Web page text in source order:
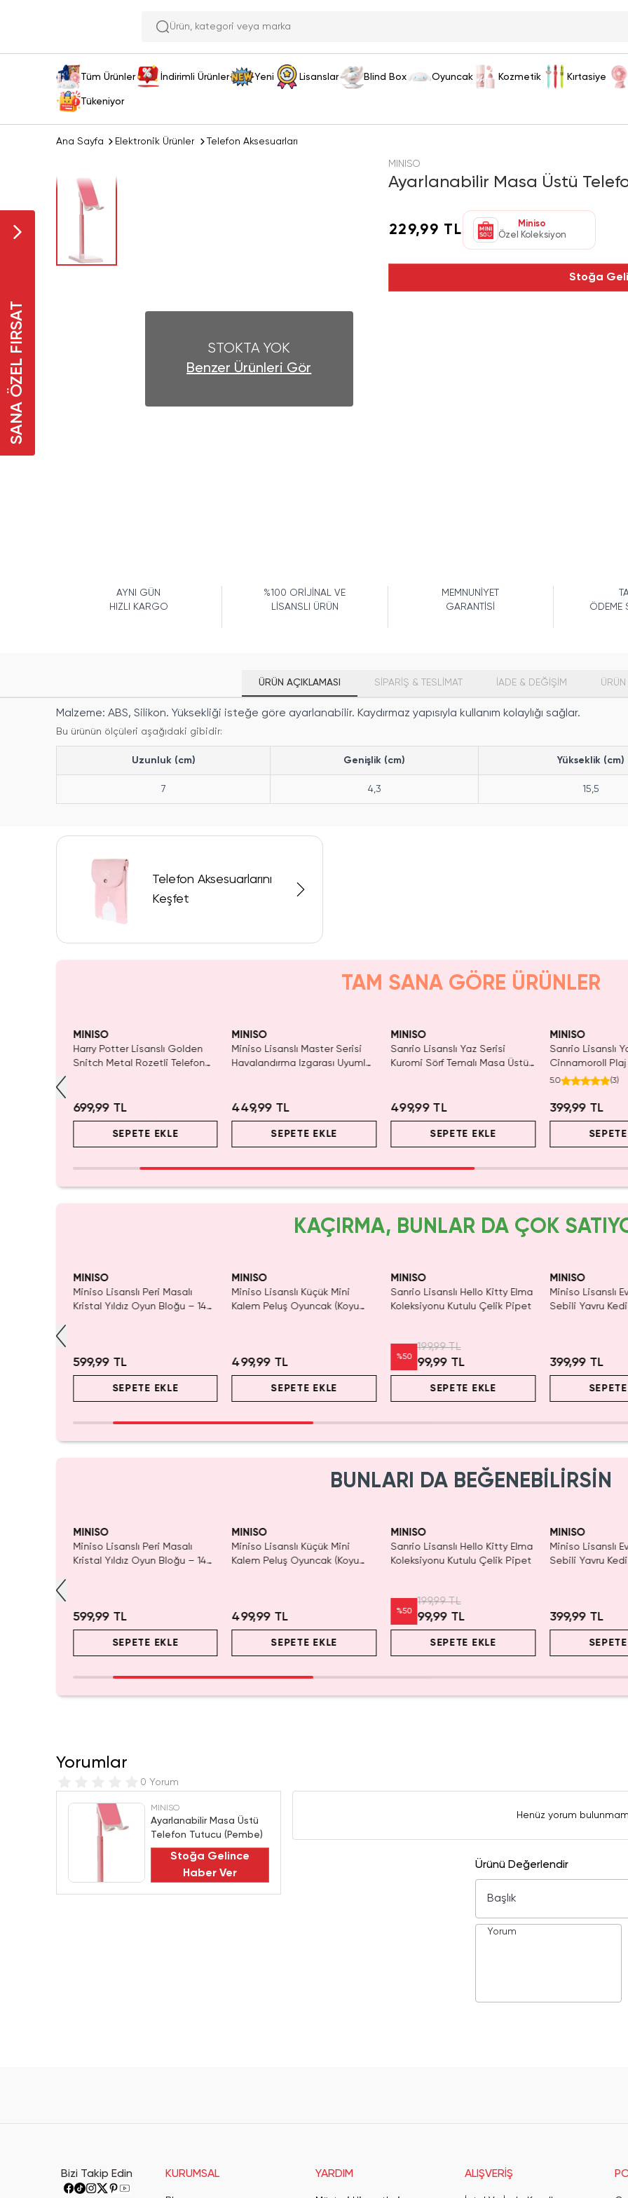
Ürün, kategor
Tüm Ürünler İndirimli Ürünler Yeni Lisanslar Blind Box Oyuncak Kozmetik Kırtasiye
Tükeniyor
SANA ÖZEL FIRSAT
Ana Sayfa Elektronik Ürünler Telefon Aksesuarları
STOKTA YOK
Benzer Ürünleri Gör
MINISO
Ayarlanabilir Masa Üstü
229,99 TL
Miniso
Özel Koleksiyon
Stoğa
AYNI GÜN
HIZLI KARGO
%100 ORİJİNAL VE
LİSANSLI ÜRÜN
MEMNUNİYET
GARANTİSİ
ÖDEME
ÜRÜN AÇIKLAMASI SİPARİŞ & TESLİMAT İADE & DEĞİŞİM ÜRÜN
Malzeme: ABS, Silikon. Yüksekliği isteğe göre ayarlanabilir. Kaydırmaz yapısıyla kullanım kolaylığı sağlar.
Bu ürünün ölçüleri aşağıdaki gibidir:
Uzunluk (cm) Genişlik (cm) Yükseklik (cm)
7 4,3 15,5
Telefon Aksesuarlarını
Keşfet
TAM SANA GÖRE ÜRÜNLER
MINISO
Harry Potter Lisanslı Golden
Snitch Metal Rozetli Telefon
699,99 TL
SEPETE EKLE
MINISO
Miniso Lisanslı Master Serisi
Havalandırma Izgarası Uyumlu
449,99 TL
SEPETE EKLE
MINISO
Sanrio Lisanslı Yaz Serisi
Kuromi Sörf Temalı Masa Üstü
499,99 TL
SEPETE EKLE
MINISO
Sanrio Lisanslı
Cinnamoroll Plaj
Üstü Telefon
5.0 (3)
399,99 TL
KAÇIRMA, BUNLAR DA ÇOK
MINISO
Miniso Lisanslı Peri Masalı
Kristal Yıldız Oyun Bloğu – 14
599,99 TL
SEPETE EKLE
MINISO
Miniso Lisanslı Küçük Mini
Kalem Peluş Oyuncak (Koyu
499,99 TL
SEPETE EKLE
MINISO
Sanrio Lisanslı Hello Kitty Elma
Koleksiyonu Kutulu Çelik Pipet
%50
199,99 TL
99,99 TL
SEPETE EKLE
MINISO
Miniso Lisanslı
Sebili Yavru Kedi
399,99 TL
BUNLARI DA BEĞENEBİLİRSİN
MINISO
Miniso Lisanslı Peri Masalı
Kristal Yıldız Oyun Bloğu – 14
599,99 TL
SEPETE EKLE
MINISO
Miniso Lisanslı Küçük Mini
Kalem Peluş Oyuncak (Koyu
499,99 TL
SEPETE EKLE
MINISO
Sanrio Lisanslı Hello Kitty Elma
Koleksiyonu Kutulu Çelik Pipet
%50
199,99 TL
99,99 TL
SEPETE EKLE
MINISO
Miniso Lisanslı
Sebili Yavru Kedi
399,99 TL
Yorumlar
0 Yorum
MINISO
Ayarlanabilir Masa Üstü
Telefon Tutucu (Pembe)
Stoğa Gelince
Haber Ver
Henüz yorum
Ürünü Değerlendir
Bizi Takip Edin KURUMSAL YARDIM ALIŞVERİŞ